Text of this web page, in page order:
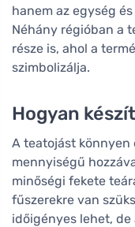
hanem az egység
Néhány régióban a
része is, ahol a
szimbolizálja.
Hogyan
A teatojást
mennyiségű
minőségi fekete
fűszerekre van
időigényes lehet,